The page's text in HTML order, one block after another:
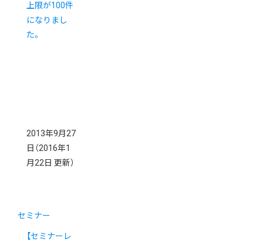
上限が100件
になりまし
た。
2013年9月27
日 （2016年1
月22日 更新）
セミナー
【セミナーレ